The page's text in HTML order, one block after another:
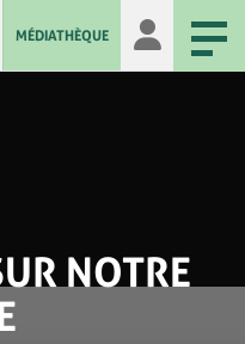
MÉDIATHÈQUE
NOTRE